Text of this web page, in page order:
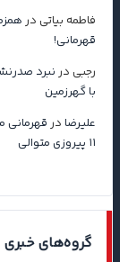
فاطمه بیاتی در
قهرمانی!
رجبی در نبرد
با گهرزمین
علیرضا در قهرمانی
۱۱ پیروزی متوالی
گروه‌های خبری